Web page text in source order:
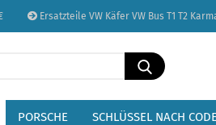
Ersatzteile VW Käfer VW Bus T1 T2
Sprache auswählen
Lieferland
Suche...
PORSCHE SCHLÜSSEL NACH